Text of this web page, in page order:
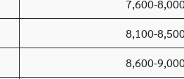
7,600-
8,100-
8,600-